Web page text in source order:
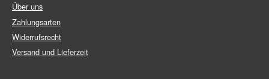
Über uns
Zahlungsarten
Widerrufsrecht
Versand und Lieferzeit